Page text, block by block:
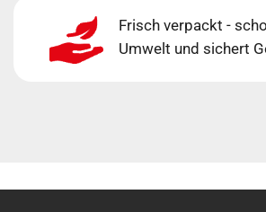
Frisch verpackt -
Umwelt und sichert